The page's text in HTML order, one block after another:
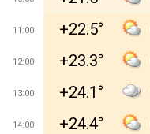
11:00 +22.5°
12:00 +23.3°
13:00 +24.1°
14:00 +24.4°